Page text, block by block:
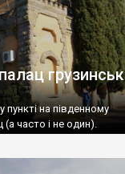
на південному
часто і не один).